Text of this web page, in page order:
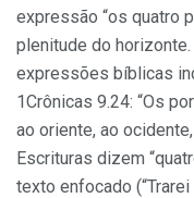
expressão “os quatro
plenitude do
expressões bíblicas
1Crônicas 9.24: “Os
ao oriente, ao
Escrituras dizem
texto enfocado